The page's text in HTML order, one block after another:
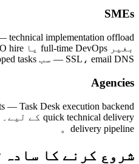
SMEs
بغیر full-time DevOps یا SEO hire۔
SSL، email DNS — سب scoped tasks۔
Agencies
delivery pipeline。
شروع کرنے کا سادہ workflow